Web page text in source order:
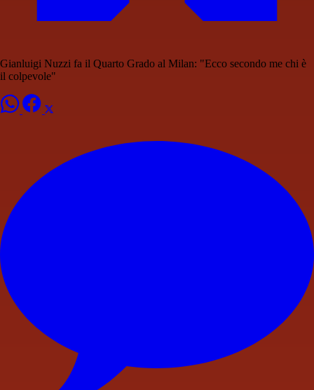
Gianluigi Nuzzi fa il Quarto Grado al Milan: "Ecco secondo me chi è
il colpevole"